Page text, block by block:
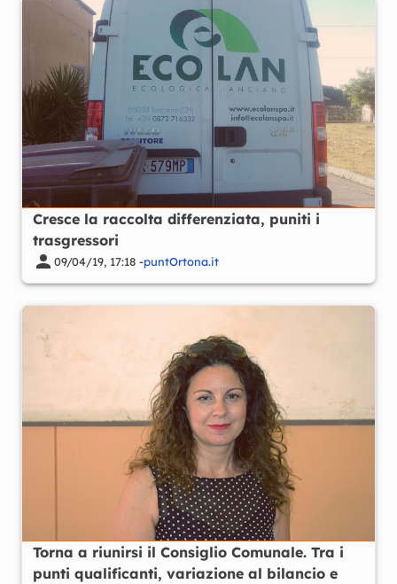
Cresce la raccolta differenziata, puniti i
trasgressori
09/04/19, 17:18 -puntOrtona.it
Torna a riunirsi il Consiglio Comunale. Tra i
punti qualificanti, variazione al bilancio e